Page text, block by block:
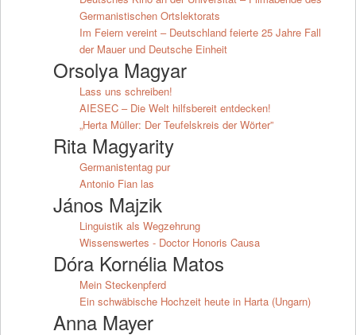
Germanistischen Ortslektorats
Im Feiern vereint – Deutschland feierte 25 Jahre Fall
der Mauer und Deutsche Einheit
Orsolya Magyar
Lass uns schreiben!
AIESEC – Die Welt hilfsbereit entdecken!
„Herta Müller: Der Teufelskreis der Wörter”
Rita Magyarity
Germanistentag pur
Antonio Fian las
János Majzik
Linguistik als Wegzehrung
Wissenswertes - Doctor Honoris Causa
Dóra Kornélia Matos
Mein Steckenpferd
Ein schwäbische Hochzeit heute in Harta (Ungarn)
Anna Mayer